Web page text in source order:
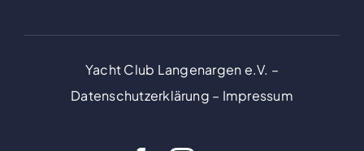
Yacht Club Langenargen e.V. –
Datenschutzerklärung – Impressum